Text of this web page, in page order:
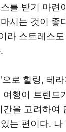
를 받기 마련
시는 것이 좋
라 스트레스
로 힐링, 테
여행이 트렌드
을 고려하여
는 편이다.